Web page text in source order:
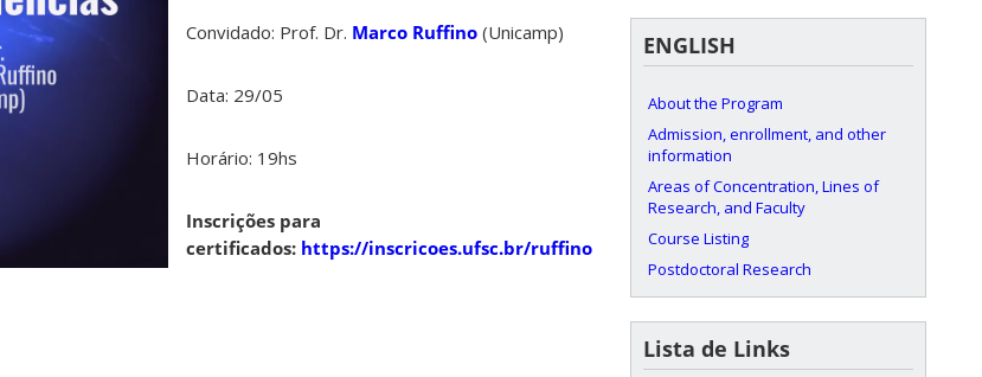
Convidado: Prof. Dr. Marco Ruffino (Unicamp)
Data: 29/05
Horário: 19hs
Inscrições para
certificados: https://inscricoes.ufsc.br/ruffino
ENGLISH
About the Program
Admission, enrollment, and other
information
Areas of Concentration, Lines of
Research, and Faculty
Course Listing
Postdoctoral Research
Lista de Links